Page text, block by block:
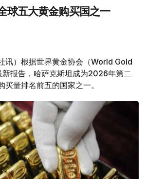
球五大黄金购买国之一
讯）根据世界黄金协会（World Gold
报告，哈萨克斯坦成为2026年第二
买量排名前五的国家之一。